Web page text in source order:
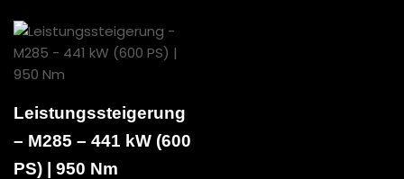
Leistungssteigerung
– M285 – 441 kW (600
PS) | 950 Nm